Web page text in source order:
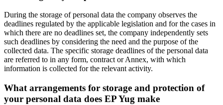
During the storage of personal data the company observes the
deadlines regulated by the applicable legislation and for the cases in
which there are no deadlines set, the company independently sets
such deadlines by considering the need and the purpose of the
collected data. The specific storage deadlines of the personal data
are referred to in any form, contract or Annex, with which
information is collected for the relevant activity.
What arrangements for storage and protection of
your personal data does EP Yug make